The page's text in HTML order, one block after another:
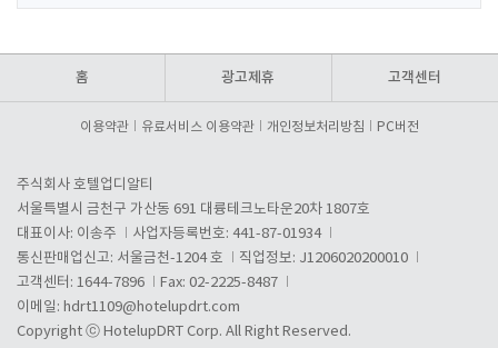
홈 광고제휴 고객센터
이용약관 유료서비스 이용약관 개인정보처리방침 PC버전
주식회사 호텔업디알티
서울특별시 금천구 가산동 691 대륭테크노타운20차 1807호
대표이사: 이송주
사업자등록번호: 441-87-01934
통신판매업신고: 서울금천-1204 호
직업정보: J1206020200010
고객센터: 1644-7896
Fax: 02-2225-8487
이메일: hdrt1109@hotelupdrt.com
Copyright ⓒ HotelupDRT Corp. All Right Reserved.